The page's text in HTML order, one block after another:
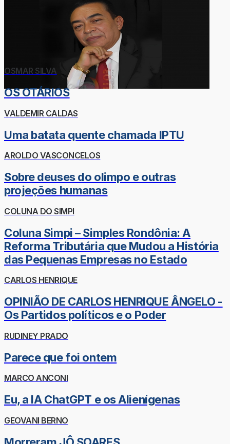
OSMAR SILVA
OS OTÁRIOS
VALDEMIR CALDAS
Uma batata quente chamada IPTU
AROLDO VASCONCELOS
Sobre deuses do olimpo e outras
projeções humanas
COLUNA DO SIMPI
Coluna Simpi – Simples Rondônia: A
Reforma Tributária que Mudou a História
das Pequenas Empresas no Estado
CARLOS HENRIQUE
OPINIÃO DE CARLOS HENRIQUE ÂNGELO -
Os Partidos políticos e o Poder
RUDINEY PRADO
Parece que foi ontem
MARCO ANCONI
Eu, a IA ChatGPT e os Alienígenas
GEOVANI BERNO